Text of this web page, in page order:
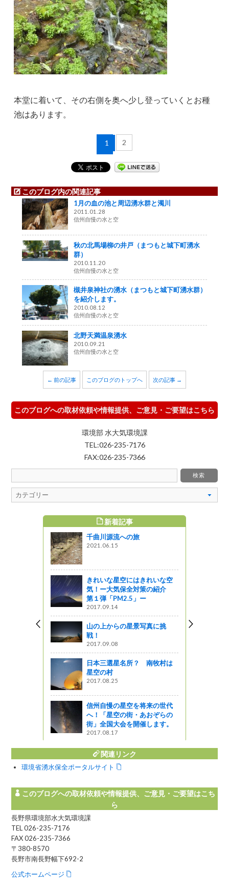
本堂に着いて、その右側を奥へ少し登っていくとお種
池はあります。
1 2
このブログ内の関連記事
1月の血の池と周辺湧水群と濁川
2011.01.28
信州自慢の水と空
秋の北馬場柳の井戸（まつもと城下町湧水
群）
2010.11.20
信州自慢の水と空
槻井泉神社の湧水（まつもと城下町湧水群）
を紹介します。
2010.08.12
信州自慢の水と空
北野天満温泉湧水
2010.09.21
信州自慢の水と空
← 前の記事 このブログのトップへ 次の記事 →
このブログへの取材依頼や情報提供、ご意見・ご要望はこちら
環境部 水大気環境課
TEL:026-235-7176
FAX:026-235-7366
新着記事
千曲川源流への旅
2021.06.15
きれいな星空にはきれいな空
気！ー大気保全対策の紹介
第１弾「PM2.5」ー
2017.09.14
山の上からの星景写真に挑
戦！
2017.09.08
日本三選星名所？ 南牧村は
星空の村
2017.08.25
信州自慢の星空を将来の世代
へ！「星空の街・あおぞらの
街」全国大会を開催します。
2017.08.17
関連リンク
環境省湧水保全ポータルサイト
このブログへの取材依頼や情報提供、ご意見・ご要望はこち
ら
長野県環境部水大気環境課
TEL 026-235-7176
FAX 026-235-7366
〒380-8570
長野市南長野幅下692-2
公式ホームページ